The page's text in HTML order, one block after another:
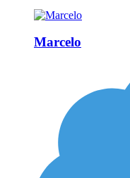
Marcelo